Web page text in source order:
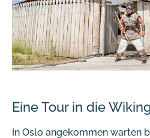
Eine Tour in die
In Oslo angekommen warten